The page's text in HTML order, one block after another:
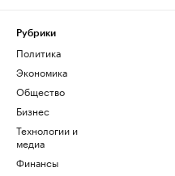
Рубрики
Политика
Экономика
Общество
Бизнес
Технологии и
медиа
Финансы